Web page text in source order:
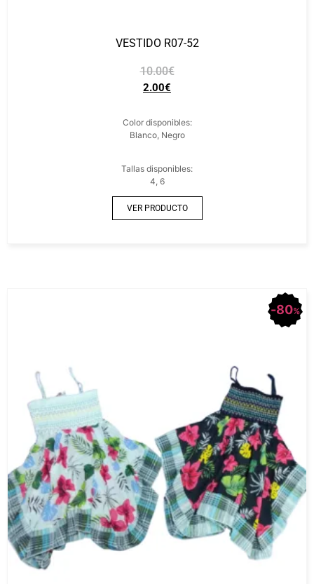
VESTIDO R07-52
10.00€
2.00€
Color disponibles:
Blanco, Negro
Tallas disponibles:
4, 6
VER PRODUCTO
80%